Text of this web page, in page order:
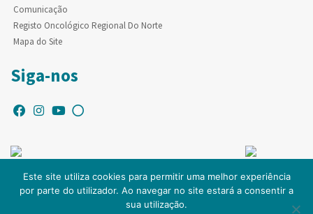
Comunicação
Registo Oncológico Regional Do Norte
Mapa do Site
Siga-nos
© Copyright IPO-PORTO. Todos os direitos reservados.
Este site utiliza cookies para permitir uma melhor experiência
por parte do utilizador. Ao navegar no site estará a consentir a
sua utilização.